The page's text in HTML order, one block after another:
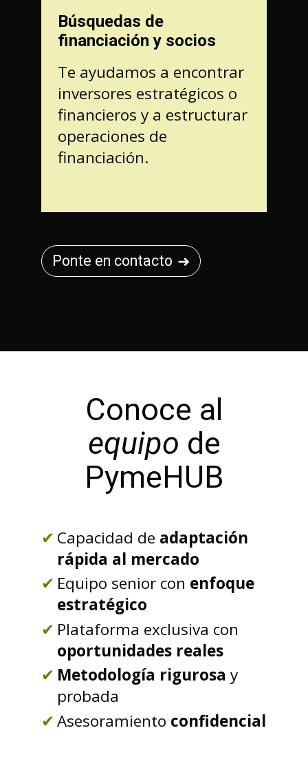
Búsquedas de
financiación y socios
Te ayudamos a encontrar
inversores estratégicos o
financieros y a estructurar
operaciones de
financiación.
Ponte en contacto
Conoce al
equipo de
PymeHUB
Capacidad de adaptación
rápida al mercado
Equipo senior con enfoque
estratégico
Plataforma exclusiva con
oportunidades reales
Metodología rigurosa y
probada
Asesoramiento confidencial